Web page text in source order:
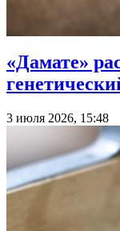
«Дамате»
3 июля 2026, 15:48